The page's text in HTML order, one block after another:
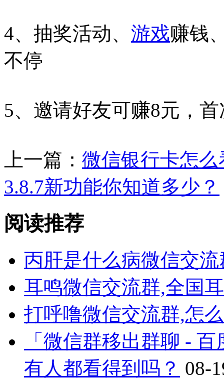
4、抽奖活动、 游戏赚钱
不停
5、邀请好友可赚8元，
上一篇： 微信银行卡怎
3.8.7新功能你知道多少？
阅读推荐
丙肝是什么病微信交
耳鸣微信交流群,全国
打呼噜微信交流群,怎
「微信群移出群聊 -
有人都看得到吗？ 08-